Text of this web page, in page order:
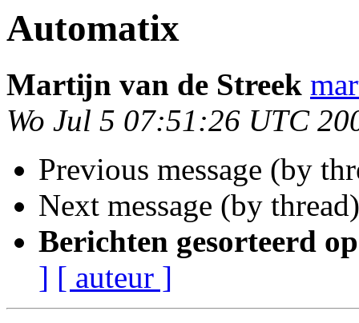
Automatix
Martĳn van de Streek
Wo Jul 5 07:51:26 UTC
Previous message (by
Next message (by
Berichten gesorteerd
] [ auteur ]